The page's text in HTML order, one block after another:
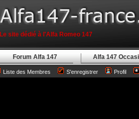
Le site dédié à l'Alfa Romeo 147
Forum Alfa 147 Alfa 147
Liste des Membres S'enregistrer Profil